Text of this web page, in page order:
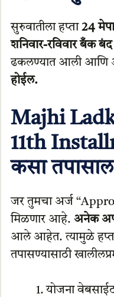
सुरुवातीला हप्ता 24
शनिवार-रविवार बँक
ढकलण्यात आली आणि
होईल.
Majhi
11th
कसा
जर तुमचा अर्ज
मिळणार आहे. अनेक
आले आहेत. त्यामुळे हप्ता
तपासण्यासाठी
योजना